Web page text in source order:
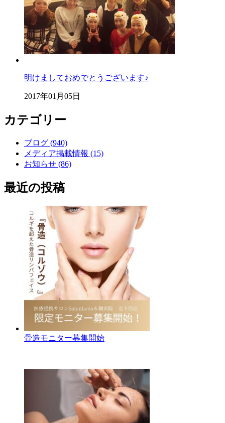
明けましておめでとうございます♪
2017年01月05日
カテゴリー
ブログ (940)
メディア掲載情報 (15)
お知らせ (86)
最近の投稿
骨造モニター募集開始